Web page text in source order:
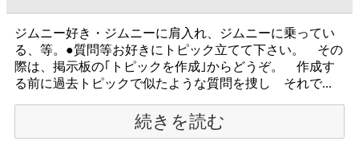
ジムニー好き・ジムニーに肩入れ、ジムニーに乗ってい
る、等。●質問等お好きにトピック立てて下さい。 その
際は、掲示板の｢トピックを作成｣からどうぞ。 作成す
る前に過去トピックで似たような質問を捜し それで...
続きを読む